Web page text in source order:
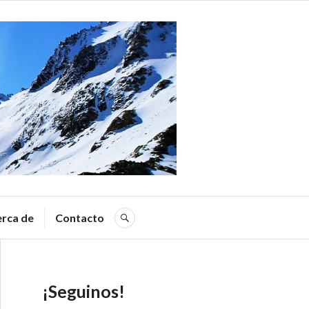
de Contacto SEARCH
¡Seguinos!